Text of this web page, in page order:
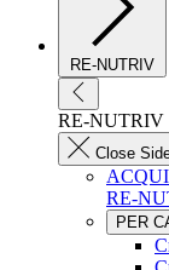
RE-NUTRIV
RE-NUTRIV
Close
RE-
PER